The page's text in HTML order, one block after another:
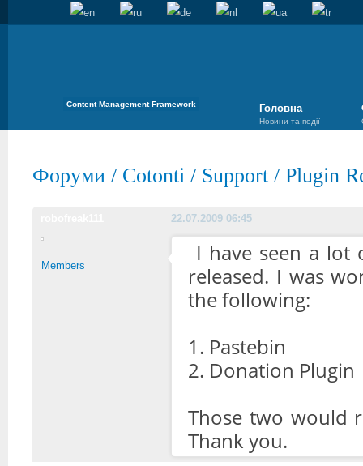
Content Management Framework Головна
Новини та події
Форуми / Cotonti / Support / Plugin
22.07.2009 06:45
Members
I have seen a lot
released. I was
the following:
1. Pastebin
2. Donation Plugin
Those two would
Thank you.